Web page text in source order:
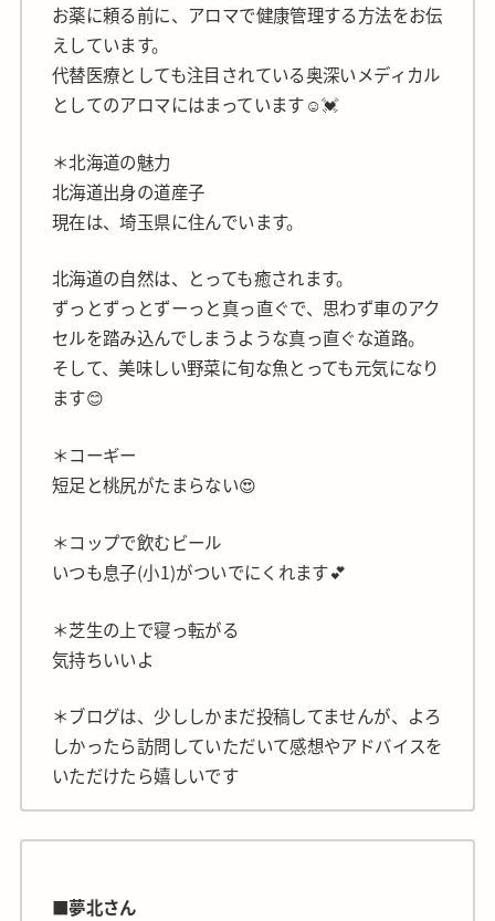
お薬に頼る前に、アロマで健康管理する方法をお伝
えしています。
代替医療としても注目されている奥深いメディカル
としてのアロマにはまっています☺️💓
＊北海道の魅力
北海道出身の道産子
現在は、埼玉県に住んでいます。
北海道の自然は、とっても癒されます。
ずっとずっとずーっと真っ直ぐで、思わず車のアク
セルを踏み込んでしまうような真っ直ぐな道路。
そして、美味しい野菜に旬な魚とっても元気になり
ます😊
＊コーギー
短足と桃尻がたまらない😍
＊コップで飲むビール
いつも息子(小1)がついでにくれます💕
＊芝生の上で寝っ転がる
気持ちいいよ
＊ブログは、少ししかまだ投稿してませんが、よろ
しかったら訪問していただいて感想やアドバイスを
いただけたら嬉しいです
■夢北さん